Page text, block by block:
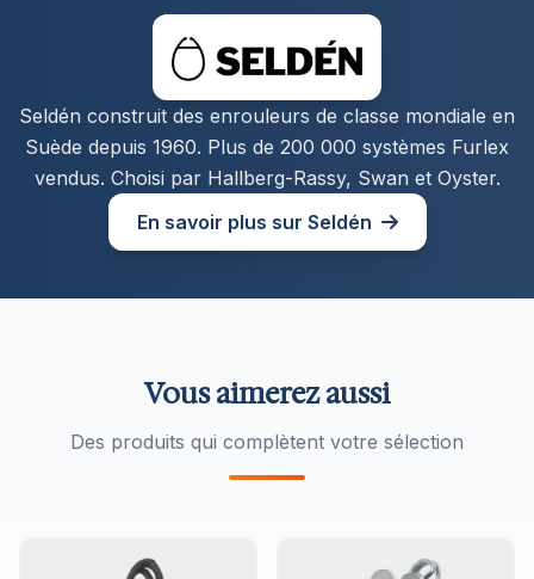
Seldén construit des enrouleurs de classe mondiale en
Suède depuis 1960. Plus de 200 000 systèmes Furlex
vendus. Choisi par Hallberg-Rassy, Swan et Oyster.
En savoir plus sur Seldén
Vous aimerez aussi
Des produits qui complètent votre sélection